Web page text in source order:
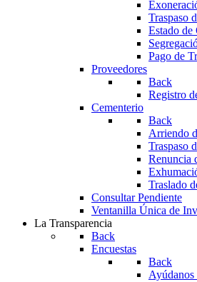
Traspaso
Estado de
Pago de
Proveedores
Back
Registro
Cementerio
Back
Arriendo
Traspaso
Renuncia
Traslado
Consultar Pendiente
Ventanilla Única de
La Transparencia
Back
Encuestas
Back